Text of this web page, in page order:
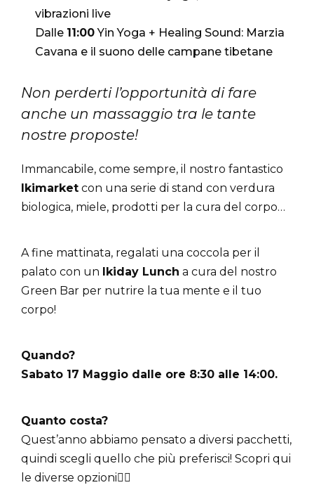
vibrazioni live
Dalle 11:00Yin Yoga + Healing Sound: Marzia
Cavana e il suono delle campane tibetane
Non perderti l’opportunità di fare
anche un massaggio tra le tante
nostre proposte!
Immancabile, come sempre, il nostro fantastico
Ikimarket con una serie di stand con verdura
biologica, miele, prodotti per la cura del corpo…
A fine mattinata, regalati una coccola per il
palato con un Ikiday Lunch a cura del nostro
Green Bar per nutrire la tua mente e il tuo
corpo!
Quando?
Sabato 17 Maggio dalle ore 8:30 alle 14:00.
Quanto costa?
Quest’anno abbiamo pensato a diversi pacchetti,
quindi scegli quello che più preferisci! Scopri qui
le diverse opzioni👇🏻